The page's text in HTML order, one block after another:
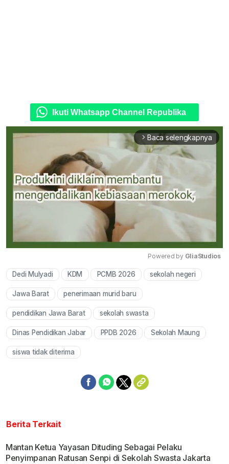
Ikuti Whatsapp Channel Republika
arrow_forward_ios Baca selengkapnya
Mute
Powered by GliaStudios
Dedi Mulyadi KDM PCMB 2026 sekolah negeri
Jawa Barat penerimaan murid baru
pendidikan Jawa Barat sekolah swasta
Dinas Pendidikan Jabar PPDB 2026 Sekolah Maung
siswa tidak diterima
Berita Terkait
Mantan Ketua Yayasan Dituding Sebagai Pelaku
Penyimpanan Ratusan Senpi di Sekolah Swasta Jakarta